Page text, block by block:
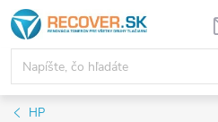
Prejsť
na
obsah
HP